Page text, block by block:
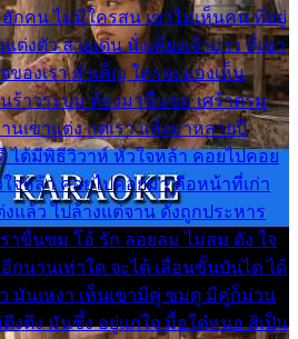
กคน ไม่มีใครสน เขาไม่เห็นคน ที่อยู่
ต่งตัว สวยเด่น นั่งเคียงเจ้าบ่าว ที่เขา
ของเรา ลำเค็ญ ใครจะมองเห็น
ร้าวระบม ต้องมาขื่นขม เศร้าตรม
เขาแต่ง แต่เรา แล้งมาหลายปี
ได้มีพิธีวิวาห์ หัวใจหล้า คอยไปคอย
จหล้า คอยไปคอยมา คือหน้าที่เก่า
แล้ว ไปล้างแต่จาน ดั่งถูกประหาร
าขื่นขม โอ้ รัก ลอยลม ไม่สม ดัง ใจ
กนานเท่าใด จะได้ เลื่อนขั้นบันได ได้
มันเหงา เห็นเขามีคู่ ซมดู มีคู่ก็ม่วน
งตึง มันซึ้ง อยู่แก่ใจ มื้อใด๋หนอ สิเป็น